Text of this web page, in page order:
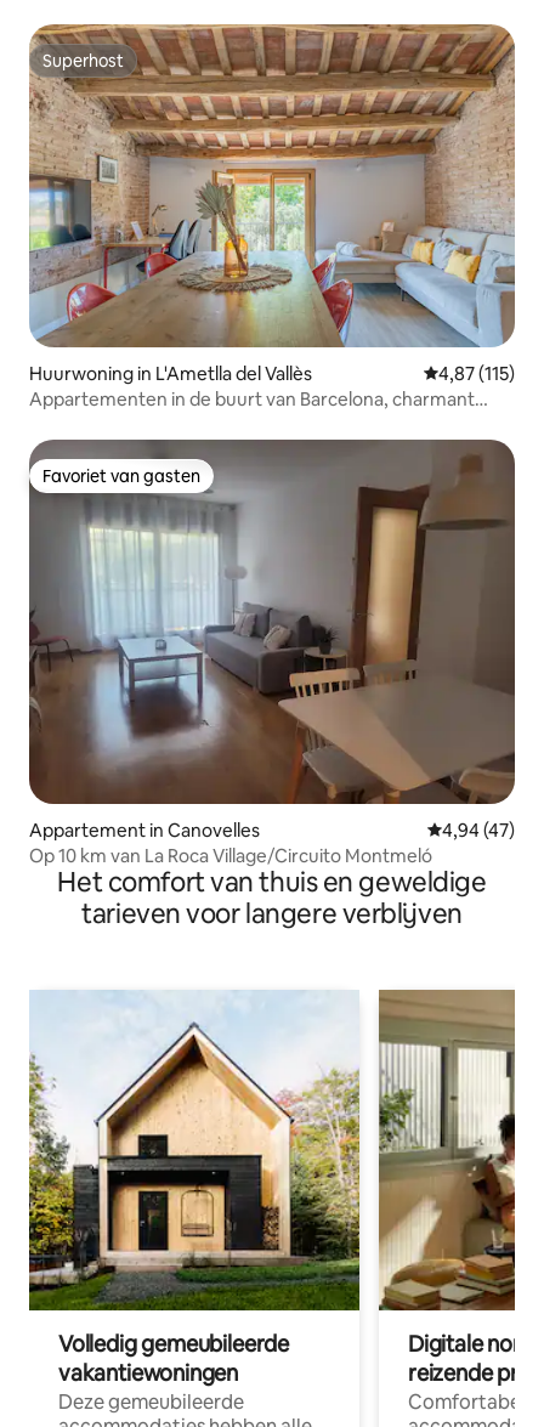
Superhost
Superhost
Huurwoning in L'Ametlla del Vallès Gemiddelde
4,87 (115)
Appartementen in de buurt van Barcelona, charmant
Favoriet van gasten
Favoriet van gasten
Appartement in Canovelles Gemiddelde
4,94 (47)
Op 10 km van La Roca Village/Circuito Montmeló
Het comfort van thuis en geweldige
tarieven voor langere verblijven
Volledig gemeubileerde
vakantiewoningen
Deze gemeubileerde
Digitale
reizende
Comfortabele